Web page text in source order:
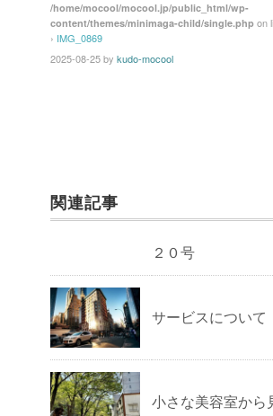
/home/mocool/mocool.jp/public_html/wp-
content/themes/minimaga-child/single.php on
› IMG_0869
2025-08-25by kudo-mocool
関連記事
２０号
サービスについて
小さな美容室から